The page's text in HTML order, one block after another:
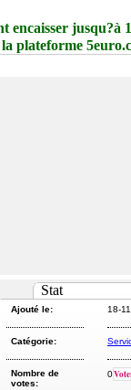
encaisser jusqu?à
plateforme
Stat
Ajouté le: 18-
Catégorie:
Nombre de
votes:
0